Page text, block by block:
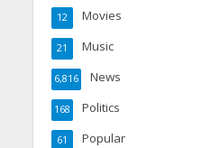
Movies
12
Music
21
News
6,816
Politics
168
Popular
61